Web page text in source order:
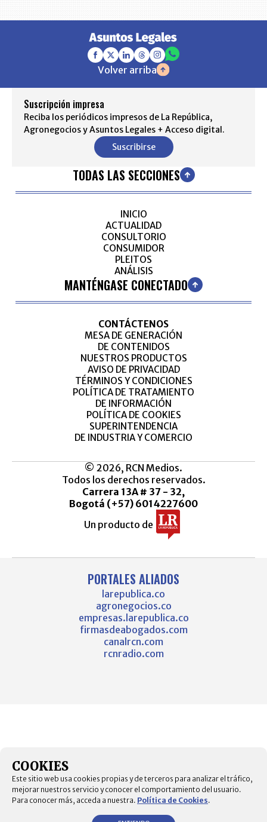
Volver arriba
Suscripción impresa
Reciba los periódicos impresos de La República,
Agronegocios y Asuntos Legales + Acceso digital.
Suscribirse
TODAS LAS SECCIONES
INICIO
ACTUALIDAD
CONSULTORIO
CONSUMIDOR
PLEITOS
ANÁLISIS
MANTÉNGASE CONECTADO
CONTÁCTENOS
MESA DE GENERACIÓN
DE CONTENIDOS
NUESTROS PRODUCTOS
AVISO DE PRIVACIDAD
TÉRMINOS Y CONDICIONES
POLÍTICA DE TRATAMIENTO
DE INFORMACIÓN
POLÍTICA DE COOKIES
SUPERINTENDENCIA
DE INDUSTRIA Y COMERCIO
© 2026, RCN Medios.
Todos los derechos reservados.
Carrera 13A # 37 - 32,
Bogotá (+57) 6014227600
Un producto de
PORTALES ALIADOS
larepublica.co
agronegocios.co
empresas.larepublica.co
firmasdeabogados.com
canalrcn.com
rcnradio.com
COOKIES
Este sitio web usa cookies propias y de terceros para analizar el tráfico,
mejorar nuestros servicio y conocer el comportamiento del usuario.
Para conocer más, acceda a nuestra. Política de Cookies.